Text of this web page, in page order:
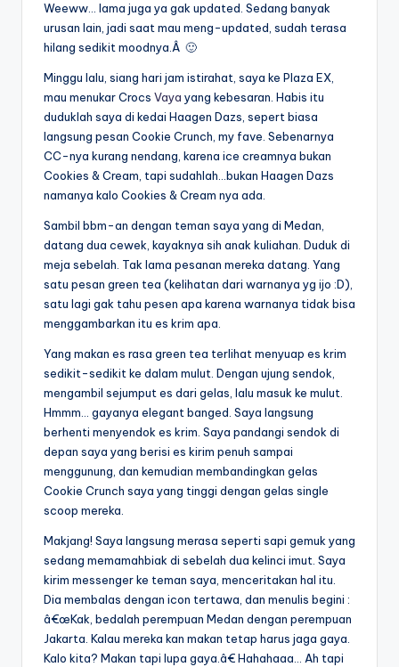
Weeww… lama juga ya gak updated. Sedang banyak
urusan lain, jadi saat mau meng-updated, sudah terasa
hilang sedikit moodnya.Â 🙂
Minggu lalu, siang hari jam istirahat, saya ke Plaza EX,
mau menukar Crocs Vaya yang kebesaran. Habis itu
duduklah saya di kedai Haagen Dazs, sepert biasa
langsung pesan Cookie Crunch, my fave. Sebenarnya
CC-nya kurang nendang, karena ice creamnya bukan
Cookies & Cream, tapi sudahlah…bukan Haagen Dazs
namanya kalo Cookies & Cream nya ada.
Sambil bbm-an dengan teman saya yang di Medan,
datang dua cewek, kayaknya sih anak kuliahan. Duduk di
meja sebelah. Tak lama pesanan mereka datang. Yang
satu pesan green tea (kelihatan dari warnanya yg ijo :D),
satu lagi gak tahu pesen apa karena warnanya tidak bisa
menggambarkan itu es krim apa.
Yang makan es rasa green tea terlihat menyuap es krim
sedikit-sedikit ke dalam mulut. Dengan ujung sendok,
mengambil sejumput es dari gelas, lalu masuk ke mulut.
Hmmm… gayanya elegant banged. Saya langsung
berhenti menyendok es krim. Saya pandangi sendok di
depan saya yang berisi es kirim penuh sampai
menggunung, dan kemudian membandingkan gelas
Cookie Crunch saya yang tinggi dengan gelas single
scoop mereka.
Makjang! Saya langsung merasa seperti sapi gemuk yang
sedang memamahbiak di sebelah dua kelinci imut. Saya
kirim messenger ke teman saya, menceritakan hal itu.
Dia membalas dengan icon tertawa, dan menulis begini :
â€œKak, bedalah perempuan Medan dengan perempuan
Jakarta. Kalau mereka kan makan tetap harus jaga gaya.
Kalo kita? Makan tapi lupa gaya.â€ Hahahaaa… Ah tapi